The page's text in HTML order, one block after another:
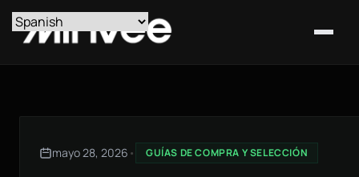
mayo 28, 2026 • GUÍAS DE COMPRA Y SELECCIÓN